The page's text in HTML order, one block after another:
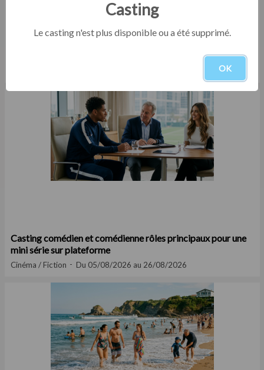
tournage d'un court film institutionnel en Eure-et-Loir
Casting comédien et comédienne rôles principaux pour une
mini série sur plateforme
Cinéma / Fiction Du 05/08/2026 au 26/08/2026
Casting
Le casting n'est plus disponible ou a été supprimé.
OK